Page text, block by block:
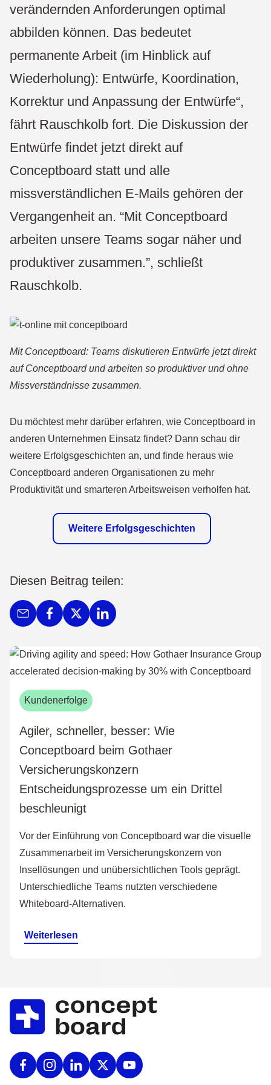
verändernden Anforderungen optimal
abbilden können. Das bedeutet
permanente Arbeit (im Hinblick auf
Wiederholung): Entwürfe, Koordination,
Korrektur und Anpassung der Entwürfe“,
fährt Rauschkolb fort. Die Diskussion der
Entwürfe findet jetzt direkt auf
Conceptboard statt und alle
missverständlichen E-Mails gehören der
Vergangenheit an. “Mit Conceptboard
arbeiten unsere Teams sogar näher und
produktiver zusammen.”, schließt
Rauschkolb.
Mit Conceptboard: Teams diskutieren Entwürfe jetzt direkt
auf Conceptboard und arbeiten so produktiver und ohne
Missverständnisse zusammen.
Du möchtest mehr darüber erfahren, wie Conceptboard in
anderen Unternehmen Einsatz findet? Dann schau dir
weitere Erfolgsgeschichten an, und finde heraus wie
Conceptboard anderen Organisationen zu mehr
Produktivität und smarteren Arbeitsweisen verholfen hat.
Weitere Erfolgsgeschichten
Diesen Beitrag teilen:
Kundenerfolge
Agiler, schneller, besser: Wie
Conceptboard beim Gothaer
Versicherungskonzern
Entscheidungsprozesse um ein Drittel
beschleunigt
Vor der Einführung von Conceptboard war die visuelle
Zusammenarbeit im Versicherungskonzern von
Insellösungen und unübersichtlichen Tools geprägt.
Unterschiedliche Teams nutzten verschiedene
Whiteboard-Alternativen.
Weiterlesen